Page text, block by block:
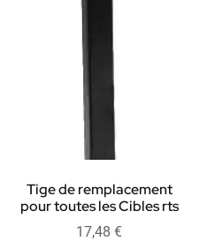
Tige de remplacement
pour toutes les Cibles rts
17,48 €